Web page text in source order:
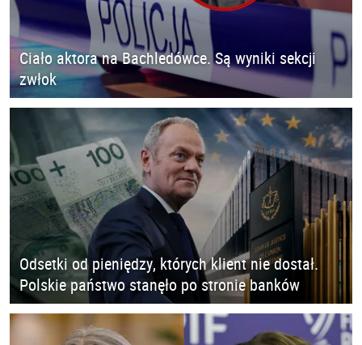
Ciało aktora na Bachledówce. Są wyniki sekcji
zwłok
Odsetki od pieniędzy, których klient nie dostał.
Polskie państwo stanęło po stronie banków